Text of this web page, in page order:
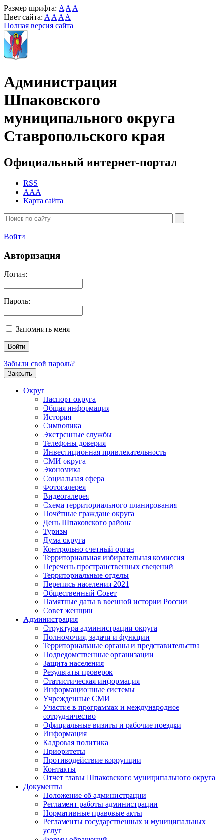
Размер шрифта: A A A
Цвет сайта: A A A A
Полная версия сайта
Администрация
Шпаковского
муниципального округа
Ставропольского края
Официальный интернет-портал
RSS
AAA
Карта сайта
Войти
Авторизация
Логин:
Пароль:
Запомнить меня
Забыли свой пароль?
Закрыть
Округ
Паспорт округа
Общая информация
История
Символика
Экстренные службы
Телефоны доверия
Инвестиционная привлекательность
СМИ округа
Экономика
Социальная сфера
Фотогалерея
Видеогалерея
Схема территориального планирования
Почётные граждане округа
День Шпаковского района
Туризм
Дума округа
Контрольно счетный орган
Территориальная избирательная комиссия
Перечень пространственных сведений
Территориальные отделы
Перепись населения 2021
Общественный Совет
Памятные даты в военной истории России
Совет женщин
Администрация
Структура администрации округа
Полномочия, задачи и функции
Территориальные органы и представительства
Подведомственные организации
Защита населения
Результаты проверок
Статистическая информация
Информационные системы
Учрежденные СМИ
Участие в программах и международное
сотрудничество
Официальные визиты и рабочие поездки
Информация
Кадровая политика
Приоритеты
Противодействие коррупции
Контакты
Отчет главы Шпаковского муниципального округа
Документы
Положение об администрации
Регламент работы администрации
Нормативные правовые акты
Регламенты государственных и муниципальных
услуг